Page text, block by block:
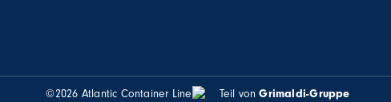
©2026 Atlantic Container Line Teil vonGrimaldi-Gruppe